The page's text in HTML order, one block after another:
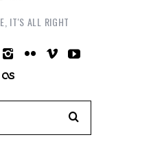
IT'S ALL RIGHT